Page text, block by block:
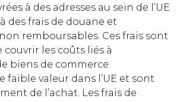
à des adresses au sein de l’UE
des frais de douane et
remboursables. Ces frais sont
couvrir les coûts liés à
biens de commerce
faible valeur dans l’UE et sont
de l’achat. Les frais de